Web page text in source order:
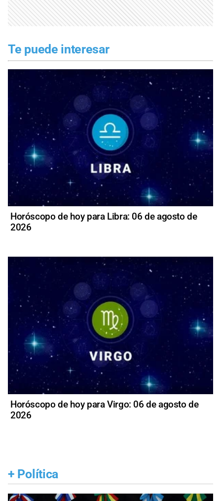
Te puede interesar
Horóscopo de hoy para Libra: 06 de agosto de
2026
Horóscopo de hoy para Virgo: 06 de agosto de
2026
+ Política